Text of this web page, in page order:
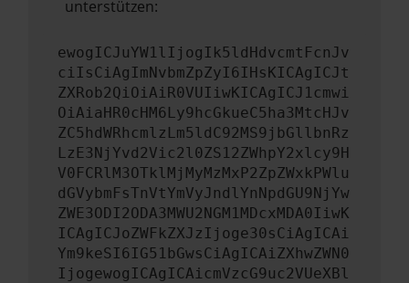
unterstützen:
ewogICJuYW1lIjogIk5ldHdvcmtFcnJv
ciIsCiAgImNvbmZpZyI6IHsKICAgICJt
ZXRob2QiOiAiR0VUIiwKICAgICJ1cmwi
OiAiaHR0cHM6Ly9hcGkueC5ha3MtcHJv
ZC5hdWRhcmlzLm5ldC92MS9jbGllbnRz
LzE3NjYvd2Vic2l0ZS12ZWhpY2xlcy9H
V0FCRlM3OTklMjMyMzMxP2ZpZWxkPWlu
dGVybmFsTnVtYmVyJndlYnNpdGU9NjYw
ZWE3ODI2ODA3MWU2NGM1MDcxMDA0IiwK
ICAgICJoZWFkZXJzIjoge30sCiAgICAi
Ym9keSI6IG51bGwsCiAgICAiZXhwZWN0
IjogewogICAgICAicmVzcG9uc2VUeXBl